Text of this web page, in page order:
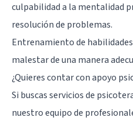
culpabilidad a la mentalidad
resolución de problemas.
Entrenamiento de
malestar de una manera
¿Quieres contar con apoyo
Si buscas servicios de
nuestro equipo de